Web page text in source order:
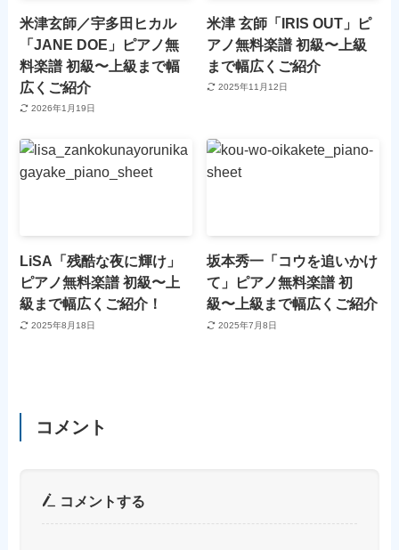
米津玄師／宇多田ヒカル
「JANE DOE」ピアノ無
料楽譜 初級〜上級まで幅
広くご紹介
2026年1月19日
米津 玄師「IRIS OUT」ピ
アノ無料楽譜 初級〜上級
まで幅広くご紹介
2025年11月12日
LiSA「残酷な夜に輝け」
ピアノ無料楽譜 初級〜上
級まで幅広くご紹介！
2025年8月18日
坂本秀一「コウを追いかけ
て」ピアノ無料楽譜 初
級〜上級まで幅広くご紹介
2025年7月8日
コメント
コメントする